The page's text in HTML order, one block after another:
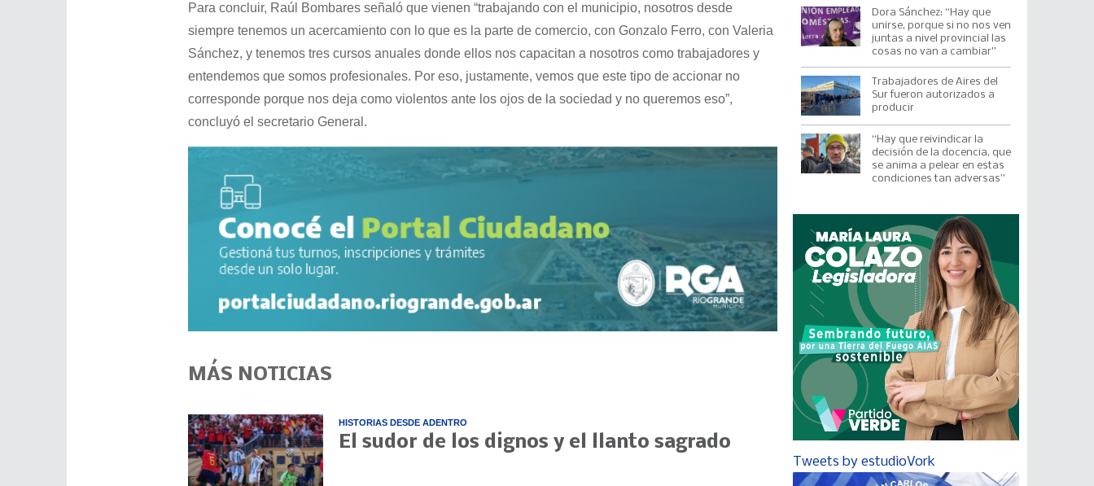
Para concluir, Raúl Bombares señaló que vienen “trabajando con el municipio, nosotros desde
siempre tenemos un acercamiento con lo que es la parte de comercio, con Gonzalo Ferro, con Valeria
Sánchez, y tenemos tres cursos anuales donde ellos nos capacitan a nosotros como trabajadores y
entendemos que somos profesionales. Por eso, justamente, vemos que este tipo de accionar no
corresponde porque nos deja como violentos ante los ojos de la sociedad y no queremos eso”,
concluyó el secretario General.
MÁS NOTICIAS
HISTORIAS DESDE ADENTRO
El sudor de los dignos y el llanto sagrado
Dora Sánchez: “Hay que
unirse, porque si no nos ven
juntas a nivel provincial las
cosas no van a cambiar”
Trabajadores de Aires del
Sur fueron autorizados a
producir
“Hay que reivindicar la
decisión de la docencia, que
se anima a pelear en estas
condiciones tan adversas”
Tweets by estudioVork